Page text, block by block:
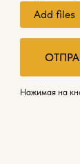
Add files
Нажимая на